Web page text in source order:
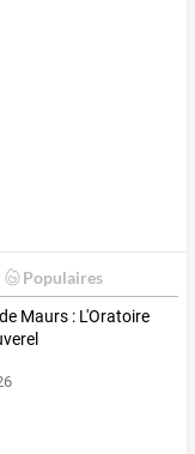
Populaires
Maurs : L'Oratoire